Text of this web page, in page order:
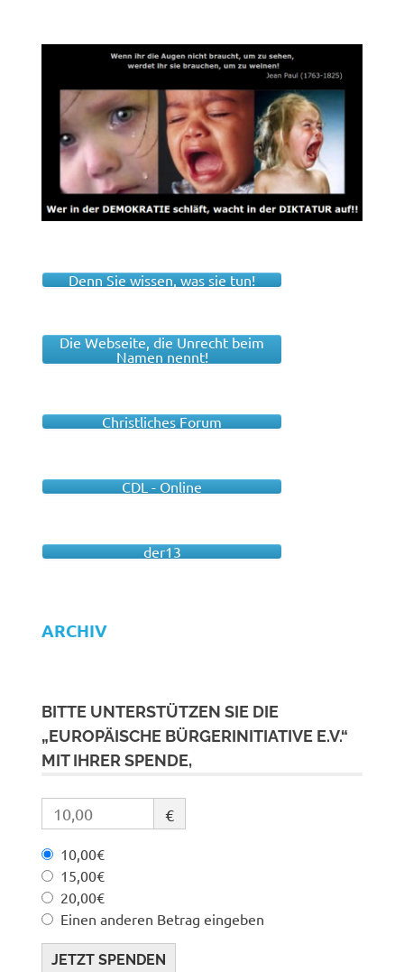
Denn Sie wissen, was sie tun!
Die Webseite, die Unrecht beim
Namen nennt!
Christliches Forum
CDL - Online
der13
ARCHIV
BITTE UNTERSTÜTZEN SIE DIE
„EUROPÄISCHE BÜRGERINITIATIVE E.V.“
MIT IHRER SPENDE,
€
10,00€
15,00€
20,00€
Einen anderen Betrag eingeben
JETZT SPENDEN